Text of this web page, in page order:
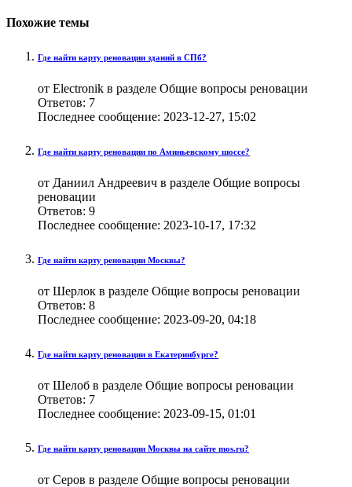
Похожие темы
Где найти карту реновации зданий в СПб?
от Electronik в разделе Общие вопросы реновации
Ответов: 7
Последнее сообщение: 2023-12-27, 15:02
Где найти карту реновации по Аминьевскому шоссе?
от Даниил Андреевич в разделе Общие вопросы
реновации
Ответов: 9
Последнее сообщение: 2023-10-17, 17:32
Где найти карту реновации Москвы?
от Шерлок в разделе Общие вопросы реновации
Ответов: 8
Последнее сообщение: 2023-09-20, 04:18
Где найти карту реновации в Екатеринбурге?
от Шелоб в разделе Общие вопросы реновации
Ответов: 7
Последнее сообщение: 2023-09-15, 01:01
Где найти карту реновации Москвы на сайте mos.ru?
от Серов в разделе Общие вопросы реновации